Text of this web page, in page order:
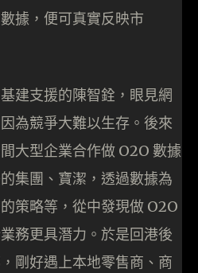
據，便可真實反映市
建支援的陳智銓，眼見網
為競爭大難以生存。後來
大型企業合作做 O2O 數據
集團、寶潔，透過數據為
策略等，從中發現做 O2O
務更具潛力。於是回港後
剛好遇上本地零售商、商